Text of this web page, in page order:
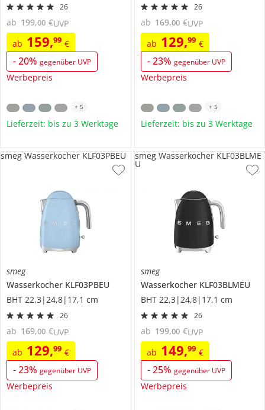
26
ab 159,99 €
-20% gegenüber UVP
Werbepreis
ab 199,00 €UVP
+ 5
Lieferzeit: bis zu 3 Werktage
26
ab 129,99 €
-23% gegenüber UVP
Werbepreis
ab 169,00 €UVP
+ 5
Lieferzeit: bis zu 3 Werktage
smeg
Wasserkocher KLF03PBEU
BHT 22,3|24,8|17,1 cm
26
ab 129,99 €
-23% gegenüber UVP
Werbepreis
ab 169,00 €UVP
smeg Wasserkocher KLF03PBEU
smeg
Wasserkocher KLF03BLMEU
BHT 22,3|24,8|17,1 cm
26
ab 149,99 €
-25% gegenüber UVP
Werbepreis
ab 199,00 €UVP
smeg Wasserkocher KLF03BLME
U